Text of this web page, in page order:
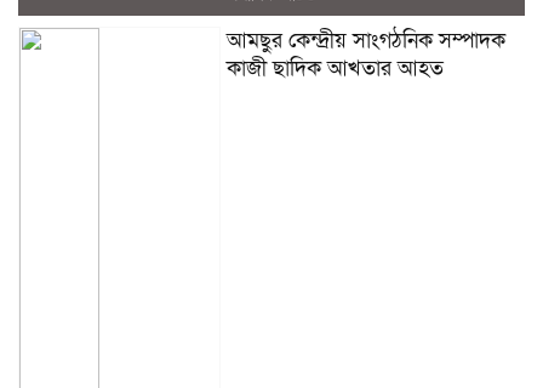
আমছুর কেন্দ্রীয় সাংগঠনিক সম্পাদক
কাজী ছাদিক আখতার আহত